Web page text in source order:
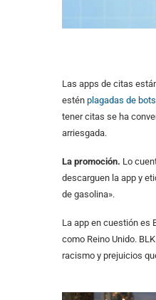
Las apps de citas
estén plagadas de bots
tener citas se ha
arriesgada.
La promoción. Lo
descarguen la app y
de gasolina».
La app en cuestión es
como Reino Unido.
racismo y prejuicios